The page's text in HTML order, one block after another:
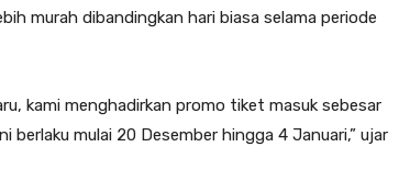
murah dibandingkan hari biasa selama periode
kami menghadirkan promo tiket masuk sebesar
berlaku mulai 20 Desember hingga 4 Januari,” ujar